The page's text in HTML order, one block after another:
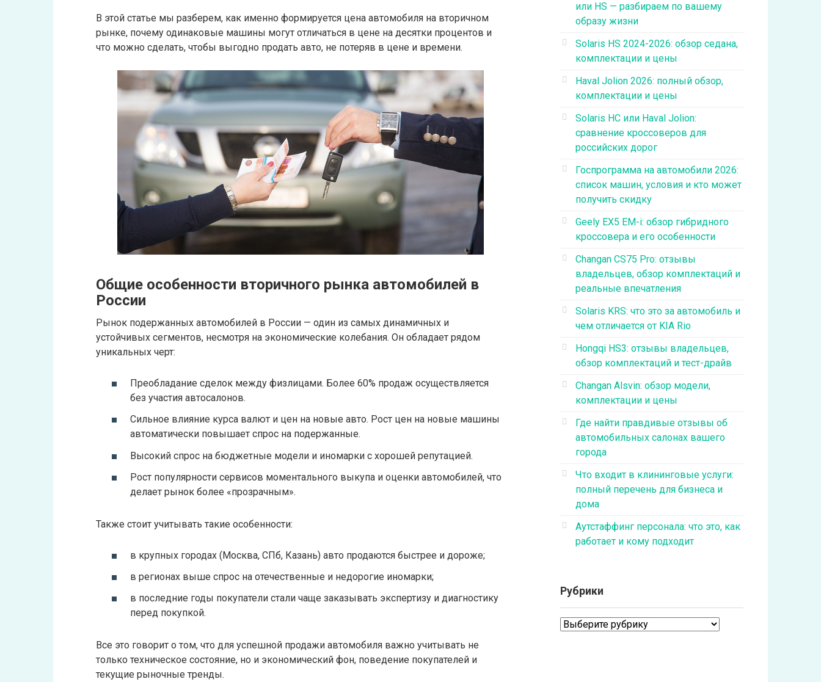
В этой статье мы разберем, как именно формируется цена автомобиля на вторичном
рынке, почему одинаковые машины могут отличаться в цене на десятки процентов и
что можно сделать, чтобы выгодно продать авто, не потеряв в цене и времени.
Общие особенности вторичного рынка автомобилей в
России
Рынок подержанных автомобилей в России — один из самых динамичных и
устойчивых сегментов, несмотря на экономические колебания. Он обладает рядом
уникальных черт:
Преобладание сделок между физлицами. Более 60% продаж осуществляется
без участия автосалонов.
Сильное влияние курса валют и цен на новые авто. Рост цен на новые машины
автоматически повышает спрос на подержанные.
Высокий спрос на бюджетные модели и иномарки с хорошей репутацией.
Рост популярности сервисов моментального выкупа и оценки автомобилей, что
делает рынок более «прозрачным».
Также стоит учитывать такие особенности:
в крупных городах (Москва, СПб, Казань) авто продаются быстрее и дороже;
в регионах выше спрос на отечественные и недорогие иномарки;
в последние годы покупатели стали чаще заказывать экспертизу и диагностику
перед покупкой.
Все это говорит о том, что для успешной продажи автомобиля важно учитывать не
только техническое состояние, но и экономический фон, поведение покупателей и
текущие рыночные тренды.
или HS — разбираем по вашему
образу жизни
Solaris HS 2024-2026: обзор седана,
комплектации и цены
Haval Jolion 2026: полный обзор,
комплектации и цены
Solaris HC или Haval Jolion:
сравнение кроссоверов для
российских дорог
Госпрограмма на автомобили 2026:
список машин, условия и кто может
получить скидку
Geely EX5 EM-i: обзор гибридного
кроссовера и его особенности
Changan CS75 Pro: отзывы
владельцев, обзор комплектаций и
реальные впечатления
Solaris KRS: что это за автомобиль и
чем отличается от KIA Rio
Hongqi HS3: отзывы владельцев,
обзор комплектаций и тест-драйв
Changan Alsvin: обзор модели,
комплектации и цены
Где найти правдивые отзывы об
автомобильных салонах вашего
города
Что входит в клининговые услуги:
полный перечень для бизнеса и
дома
Аутстаффинг персонала: что это, как
работает и кому подходит
Рубрики
Рубрики